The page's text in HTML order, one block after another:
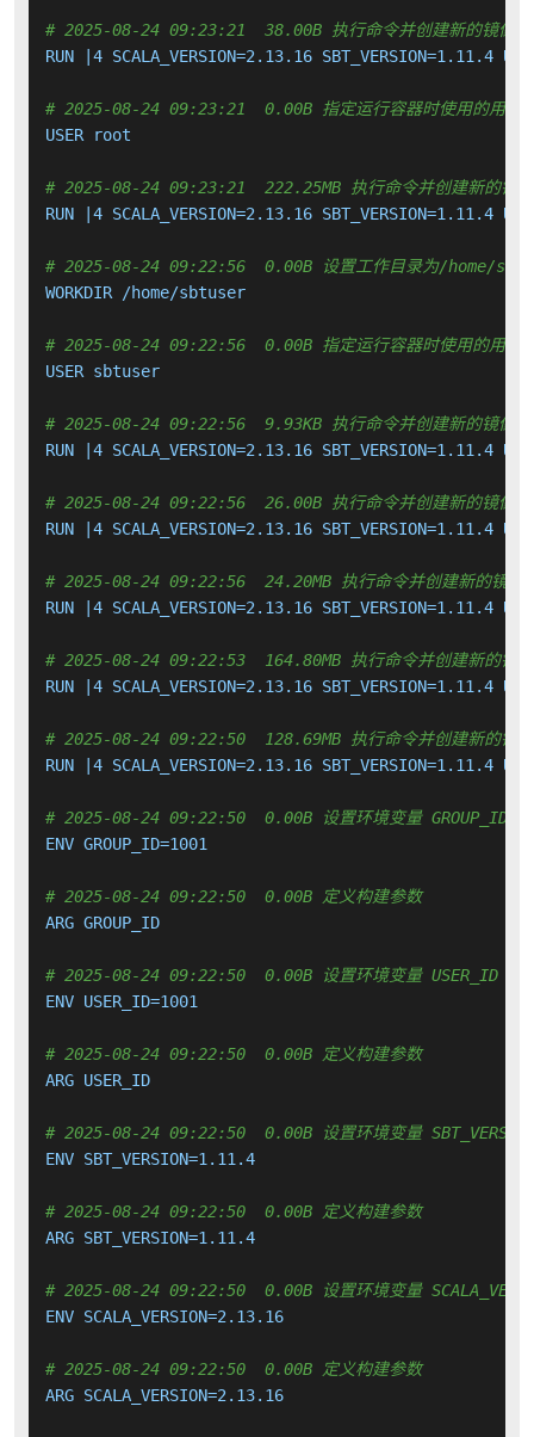
# 2025-08-24 09:23:21  38.00B 执行命令并创建新的镜像层
RUN |4 SCALA_VERSION=2.13.16 SBT_VERSION=1.11.4
# 2025-08-24 09:23:21  0.00B 指定运行容器时使用的用户
USER root
# 2025-08-24 09:23:21  222.25MB 执行命令并创建新的镜
RUN |4 SCALA_VERSION=2.13.16
# 2025-08-24 09:22:56  0.00B 设置工作目录为/home/
WORKDIR /home/sbtuser
# 2025-08-24 09:22:56  0.00B 指定运行容器时使用的用户
USER sbtuser
# 2025-08-24 09:22:56  9.93KB 执行命令并创建新的镜像层
RUN |4 SCALA_VERSION=2.13.16
# 2025-08-24 09:22:56  26.00B 执行命令并创建新的镜像层
RUN |4 SCALA_VERSION=2.13.16 SBT_VERSION=1.11.4
# 2025-08-24 09:22:56  24.20MB 执行命令并创建新的镜像
RUN |4 SCALA_VERSION=2.13.16 SBT_VERSION=1.11.4
# 2025-08-24 09:22:53  164.80MB 执行命令并创建新的镜
RUN |4 SCALA_VERSION=2.13.16
# 2025-08-24 09:22:50  128.69MB 执行命令并创建新的镜
RUN |4 SCALA_VERSION=2.13.16
# 2025-08-24 09:22:50  0.00B 设置环境变量 GROUP_ID
ENV GROUP_ID=1001
# 2025-08-24 09:22:50  0.00B 定义构建参数
ARG GROUP_ID
# 2025-08-24 09:22:50  0.00B 设置环境变量 USER_ID
ENV USER_ID=1001
# 2025-08-24 09:22:50  0.00B 定义构建参数
ARG USER_ID
# 2025-08-24 09:22:50  0.00B 设置环境变量
ENV SBT_VERSION=1.11.4
# 2025-08-24 09:22:50  0.00B 定义构建参数
ARG SBT_VERSION=1.11.4
# 2025-08-24 09:22:50  0.00B 设置环境变量
ENV SCALA_VERSION=2.13.16
# 2025-08-24 09:22:50  0.00B 定义构建参数
ARG SCALA_VERSION=2.13.16